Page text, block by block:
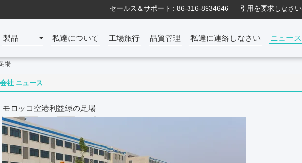
セールス＆サポート : 86-316-8934646 引用を要求しなさい
製品 私達について 工場旅行 品質管理 私達に連絡しなさい ニュース
場
会社 ニュース
モロッコ空港利益緑の足場